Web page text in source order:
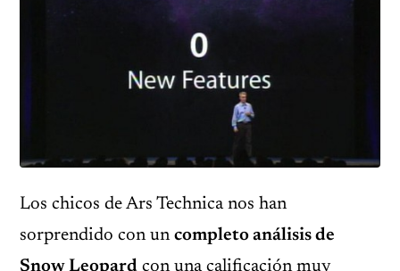
Los chicos de Ars Technica nos han
sorprendido con un completo análisis de
Snow Leopard con una calificación muy